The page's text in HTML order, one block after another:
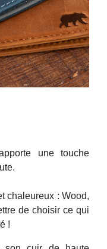
une touche
chaleureux : Wood,
de choisir ce qui
!